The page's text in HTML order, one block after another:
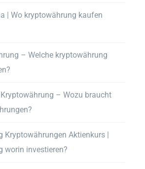
| Wo kryptowährung kaufen
– Welche kryptowährung
– Wozu braucht
Kryptowährungen Aktienkurs |
worin investieren?